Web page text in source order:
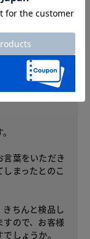
が、3回ほどしか
の縫製がほつれ
の仕末が悪く、
葉をいただき
まったとのこ
ちんと検品し
すので、お客様
しょうか。